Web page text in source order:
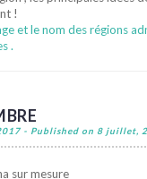
!
et le nom des régions
.
- Published on 8 juillet,
sur mesure